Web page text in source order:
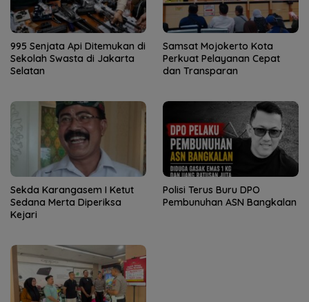
995 Senjata Api Ditemukan di
Sekolah Swasta di Jakarta
Selatan
Samsat Mojokerto Kota
Perkuat Pelayanan Cepat
dan Transparan
Sekda Karangasem I Ketut
Sedana Merta Diperiksa
Kejari
Polisi Terus Buru DPO
Pembunuhan ASN Bangkalan